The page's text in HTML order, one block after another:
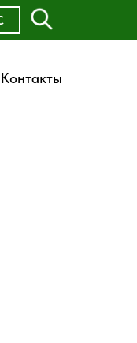
Контакты
Контакты